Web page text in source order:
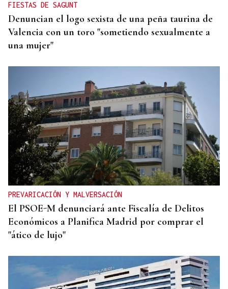
FIESTAS DE SAGUNT
Denuncian el logo sexista de una peña taurina de
Valencia con un toro "sometiendo sexualmente a
una mujer"
PREVARICACIÓN Y MALVERSACIÓN
El PSOE-M denunciará ante Fiscalía de Delitos
Económicos a Planifica Madrid por comprar el
"ático de lujo"